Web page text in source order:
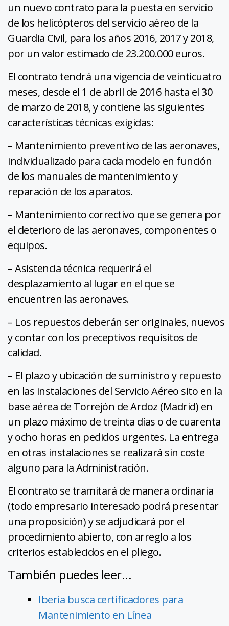
un nuevo contrato para la puesta en servicio
de los helicópteros del servicio aéreo de la
Guardia Civil, para los años 2016, 2017 y 2018,
por un valor estimado de 23.200.000 euros.
El contrato tendrá una vigencia de veinticuatro
meses, desde el 1 de abril de 2016 hasta el 30
de marzo de 2018, y contiene las siguientes
características técnicas exigidas:
– Mantenimiento preventivo de las aeronaves,
individualizado para cada modelo en función
de los manuales de mantenimiento y
reparación de los aparatos.
– Mantenimiento correctivo que se genera por
el deterioro de las aeronaves, componentes o
equipos.
– Asistencia técnica requerirá el
desplazamiento al lugar en el que se
encuentren las aeronaves.
– Los repuestos deberán ser originales, nuevos
y contar con los preceptivos requisitos de
calidad.
– El plazo y ubicación de suministro y repuesto
en las instalaciones del Servicio Aéreo sito en la
base aérea de Torrejón de Ardoz (Madrid) en
un plazo máximo de treinta días o de cuarenta
y ocho horas en pedidos urgentes. La entrega
en otras instalaciones se realizará sin coste
alguno para la Administración.
El contrato se tramitará de manera ordinaria
(todo empresario interesado podrá presentar
una proposición) y se adjudicará por el
procedimiento abierto, con arreglo a los
criterios establecidos en el pliego.
También puedes leer...
Iberia busca certificadores para
Mantenimiento en Línea